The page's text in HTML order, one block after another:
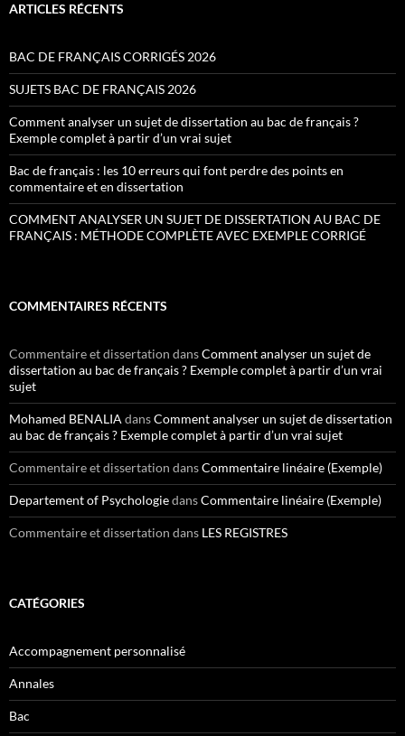
ARTICLES RÉCENTS
BAC DE FRANÇAIS CORRIGÉS 2026
SUJETS BAC DE FRANÇAIS 2026
Comment analyser un sujet de dissertation au bac de français ?
Exemple complet à partir d’un vrai sujet
Bac de français : les 10 erreurs qui font perdre des points en
commentaire et en dissertation
COMMENT ANALYSER UN SUJET DE DISSERTATION AU BAC DE
FRANÇAIS : MÉTHODE COMPLÈTE AVEC EXEMPLE CORRIGÉ
COMMENTAIRES RÉCENTS
Commentaire et dissertation dansComment analyser un sujet de
dissertation au bac de français ? Exemple complet à partir d’un vrai
sujet
Mohamed BENALIA dansComment analyser un sujet de dissertation
au bac de français ? Exemple complet à partir d’un vrai sujet
Commentaire et dissertation dansCommentaire linéaire (Exemple)
Departement of PsychologiedansCommentaire linéaire (Exemple)
Commentaire et dissertation dans LES REGISTRES
CATÉGORIES
Accompagnement personnalisé
Annales
Bac